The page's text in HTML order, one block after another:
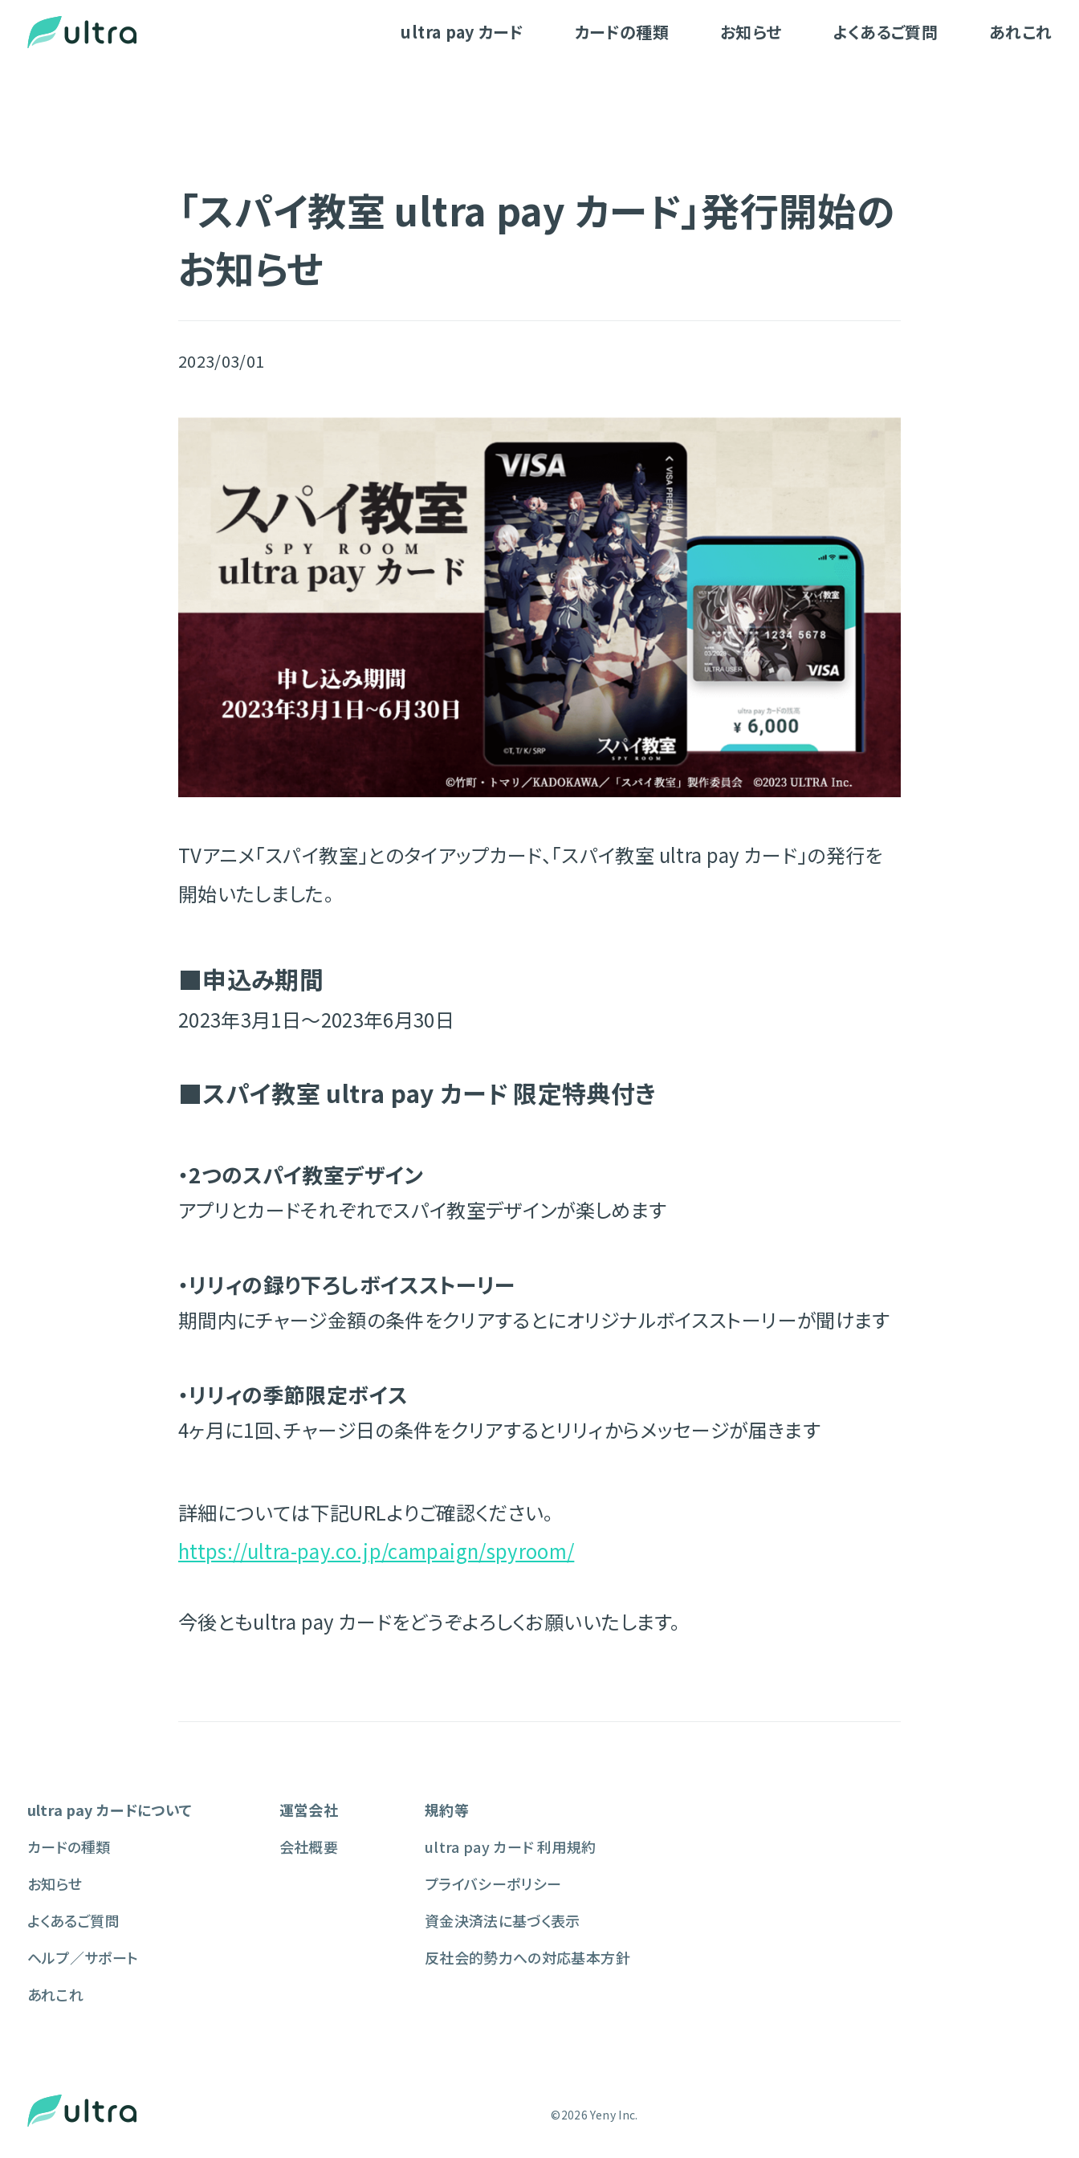
ultra pay カード カードの種類 お知らせ よくあるご質問 あれこれ
「スパイ教室 ultra pay カード」発行開始の
お知らせ
2023/03/01
TVアニメ「スパイ教室」とのタイアップカード、「スパイ教室 ultra pay カード」の発行を
開始いたしました。
■申込み期間
2023年3月1日～2023年6月30日
■スパイ教室 ultra pay カード 限定特典付き
・2つのスパイ教室デザイン
アプリとカードそれぞれでスパイ教室デザインが楽しめます
・リリィの録り下ろしボイスストーリー
期間内にチャージ金額の条件をクリアするとにオリジナルボイスストーリーが聞けます
・リリィの季節限定ボイス
4ヶ月に1回、チャージ日の条件をクリアするとリリィからメッセージが届きます
詳細については下記URLよりご確認ください。
https://ultra-pay.co.jp/campaign/spyroom/
今後ともultra pay カードをどうぞよろしくお願いいたします。
ultra pay カードについて
カードの種類
お知らせ
よくあるご質問
ヘルプ／サポート
あれこれ
運営会社
会社概要
規約等
ultra pay カード 利用規約
プライバシーポリシー
資金決済法に基づく表示
反社会的勢力への対応基本方針
©2026 Yeny Inc.